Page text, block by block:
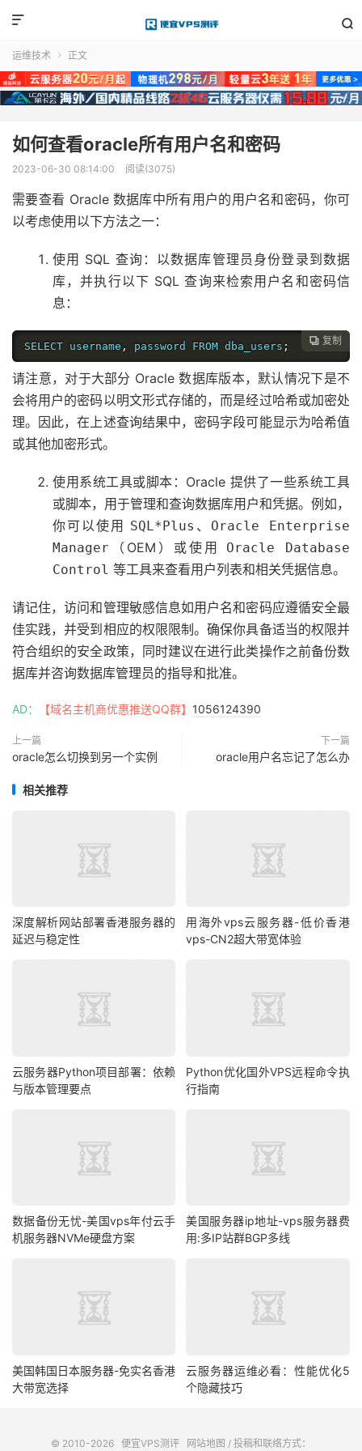


运维技术  正文
如何查看oracle所有用户名和密码
2023-06-30 08:14:00 阅读(3075)
需要查看 Oracle 数据库中所有用户的用户名和密码，你可
以考虑使用以下方法之一：
使用 SQL 查询：以数据库管理员身份登录到数据
库，并执行以下 SQL 查询来检索用户名和密码信
息：
 复制
SELECT username , password FROM dba_users ;
请注意，对于大部分 Oracle 数据库版本，默认情况下是不
会将用户的密码以明文形式存储的，而是经过哈希或加密处
理。因此，在上述查询结果中，密码字段可能显示为哈希值
或其他加密形式。
使用系统工具或脚本：Oracle 提供了一些系统工具
或脚本，用于管理和查询数据库用户和凭据。例如，
你可以使用 SQL*Plus 、 Oracle Enterprise
Manager （OEM）或使用 Oracle Database
Control 等工具来查看用户列表和相关凭据信息。
请记住，访问和管理敏感信息如用户名和密码应遵循安全最
佳实践，并受到相应的权限限制。确保你具备适当的权限并
符合组织的安全政策，同时建议在进行此类操作之前备份数
据库并咨询数据库管理员的指导和批准。
AD： 【域名主机商优惠推送QQ群】 1056124390
上一篇
oracle怎么切换到另一个实例
下一篇
oracle用户名忘记了怎么办
相关推荐
深度解析网站部署香港服务器的
延迟与稳定性
用海外vps云服务器-低价香港
vps-CN2超大带宽体验
云服务器Python项目部署：依赖
与版本管理要点
Python优化国外VPS远程命令执
行指南
数据备份无忧-美国vps年付云手
机服务器NVMe硬盘方案
美国服务器ip地址-vps服务器费
用:多IP站群BGP多线
美国韩国日本服务器-免实名香港
大带宽选择
云服务器运维必看：性能优化5
个隐藏技巧
© 2010-2026 便宜VPS测评 网站地图 / 投稿和联络方式：